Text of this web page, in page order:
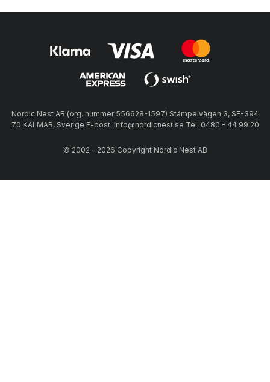
Nordic Nest AB (org. nummer 556628-1597) Stämpelvägen 3, SE-394
70 KALMAR, Sverige E-post: info@nordicnest.se Tel. 0480 - 44 99 20
© 2002 - 2026 Copyright Nordic Nest AB